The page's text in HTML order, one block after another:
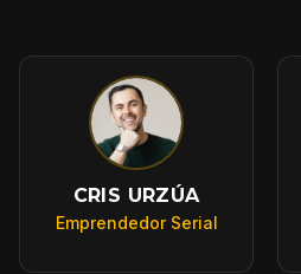
CRIS URZÚA
Emprendedor Serial